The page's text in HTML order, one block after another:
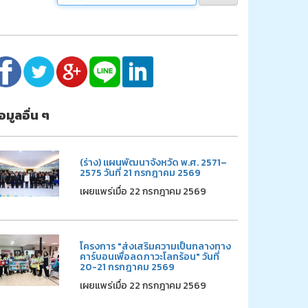
มูลอื่น ๆ
(ร่าง) แผนพัฒนาจังหวัด พ.ศ. 2571–
2575 วันที่ 21 กรกฎาคม 2569
เผยแพร่เมื่อ 22 กรกฎาคม 2569
โครงการ "ส่งเสริมความเป็นกลางทาง
คาร์บอนเพื่อลดภาวะโลกร้อน" วันที่
20-21 กรกฎาคม 2569
เผยแพร่เมื่อ 22 กรกฎาคม 2569